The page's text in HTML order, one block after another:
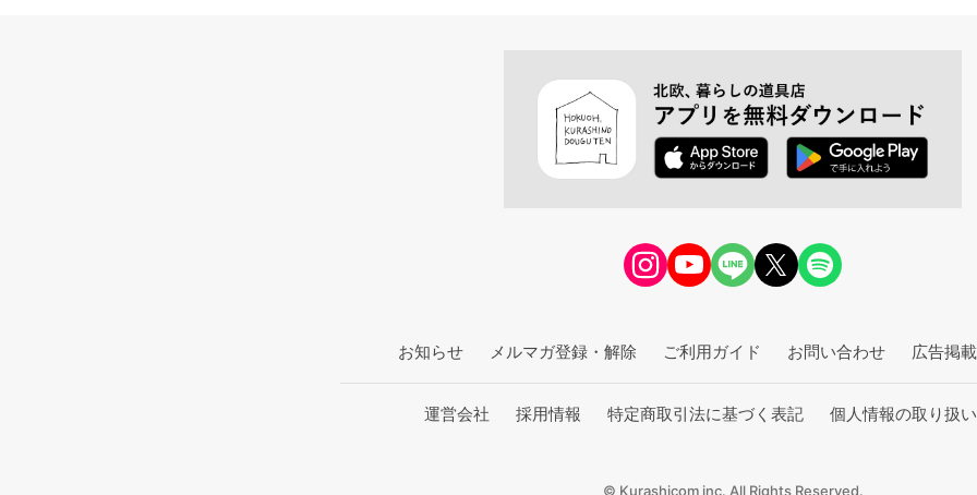
お知らせ メルマガ登録・解除 ご利用ガイド お問い合わせ 広告掲載
運営会社 採用情報 特定商取引法に基づく表記 個人情報の取り扱
© Kurashicom inc. All Rights Reserved.